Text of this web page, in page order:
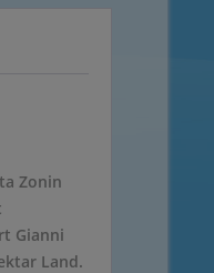
Zonin
Gianni
Land.